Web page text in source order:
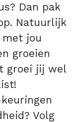
Dan pak
Natuurlijk
jou
groeien
groei jij wel
Volg